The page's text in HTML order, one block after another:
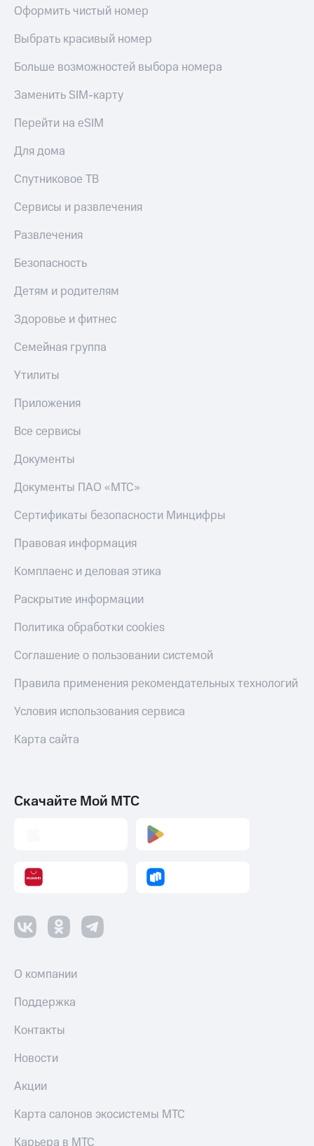
Оформить чистый номер
Выбрать красивый номер
Больше возможностей выбора номера
Заменить SIM-карту
Перейти на eSIM
Для дома
Спутниковое ТВ
Сервисы и развлечения
Развлечения
Безопасность
Детям и родителям
Здоровье и фитнес
Семейная группа
Утилиты
Приложения
Все сервисы
Документы
Документы ПАО «МТС»
Сертификаты безопасности Минцифры
Правовая информация
Комплаенс и деловая этика
Раскрытие информации
Политика обработки cookies
Соглашение о пользовании системой
Правила применения рекомендательных технологий
Условия использования сервиса
Карта сайта
Скачайте Мой МТС
О компании
Поддержка
Контакты
Новости
Акции
Карта салонов экосистемы МТС
Карьера в МТС